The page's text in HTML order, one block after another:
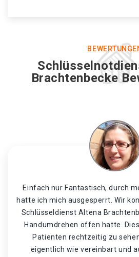
Brachtenbecke
Einfach nur Fantastisch, durch
hatte ich mich ausgesperrt. Wir
Schlüsseldienst Altena
Handumdrehen offen hatte.
Patienten rechtzeitig zu
eigentlich wie vereinbart und